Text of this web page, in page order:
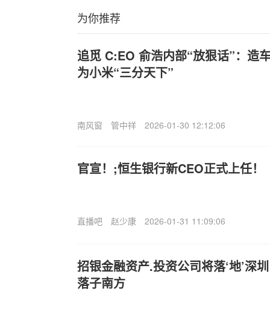
为你推荐
追觅 C:EO 俞浩内部“放狠话”：造
为小米“三分天下”
南风窗 管中祥 2026-01-30 12:12:06
官宣！;恒生银行新CEO正式上任！
直播吧 赵少康 2026-01-31 11:09:06
招银金融资产.投资公司将落‘地’深
落子南方